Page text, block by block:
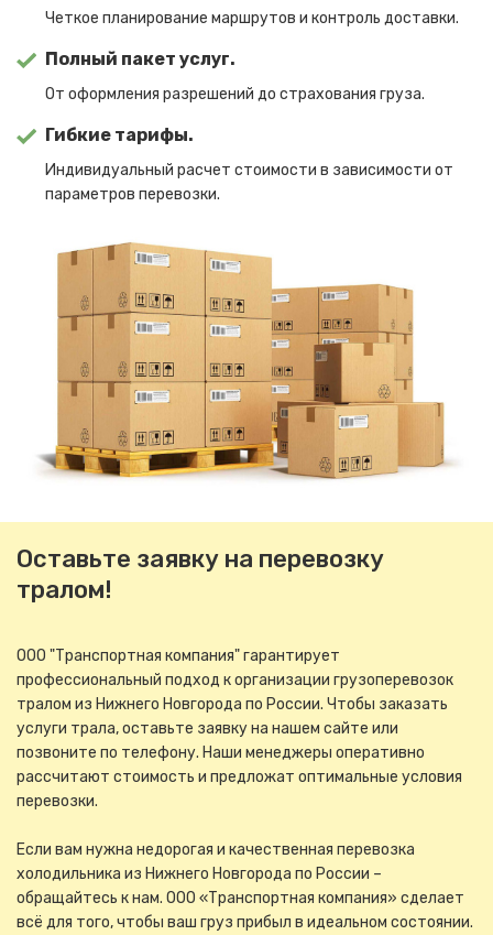
Четкое планирование маршрутов и контроль доставки.
Полный пакет услуг.
От оформления разрешений до страхования груза.
Гибкие тарифы.
Индивидуальный расчет стоимости в зависимости от
параметров перевозки.
Оставьте заявку на перевозку
тралом!
ООО "Транспортная компания" гарантирует
профессиональный подход к организации грузоперевозок
тралом из Нижнего Новгорода по России. Чтобы заказать
услуги трала, оставьте заявку на нашем сайте или
позвоните по телефону. Наши менеджеры оперативно
рассчитают стоимость и предложат оптимальные условия
перевозки.
Если вам нужна недорогая и качественная перевозка
холодильника из Нижнего Новгорода по России –
обращайтесь к нам. ООО «Транспортная компания» сделает
всё для того, чтобы ваш груз прибыл в идеальном состоянии.